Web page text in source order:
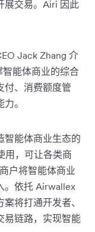
展交易。Airi 因此
Jack Zhang 介
能体商业的综合
付、消费额度管
。
智能体商业生态的
用，可让各类商
户将智能体商业
。依托 Airwallex
将打通开发者、
易链路，实现智能